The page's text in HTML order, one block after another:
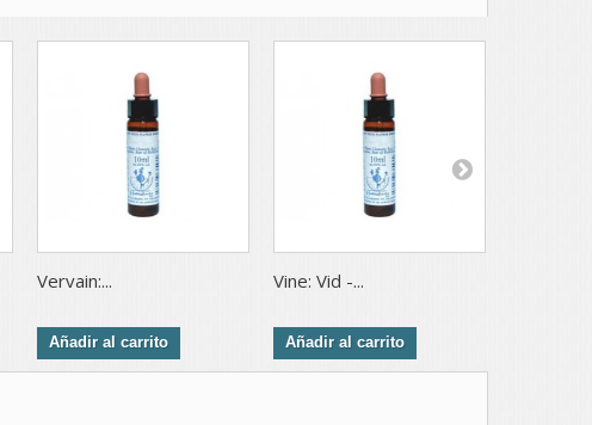
Vervain:...
Añadir al carrito
Vine: Vid -...
Añadir al carrito